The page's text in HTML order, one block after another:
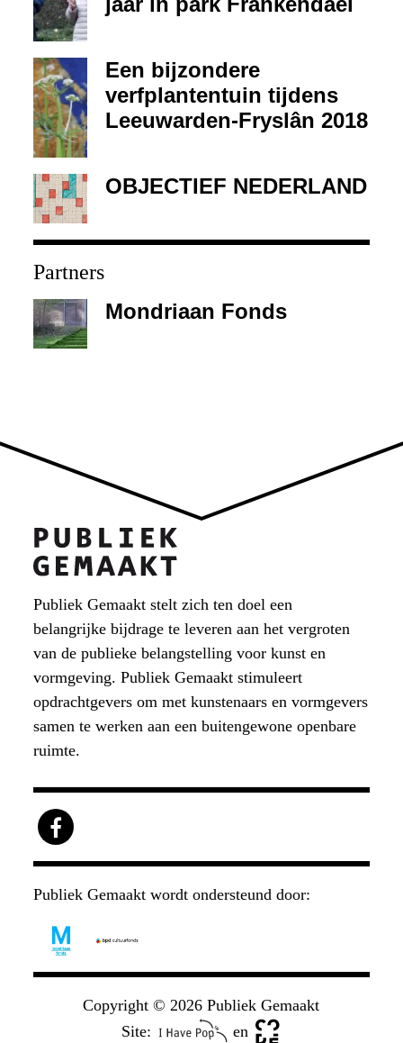
Een bijzondere
verfplantentuin tijdens
Leeuwarden-Fryslân 2018
OBJECTIEF NEDERLAND
Partners
Mondriaan Fonds
Publiek Gemaakt stelt zich ten doel een
belangrijke bijdrage te leveren aan het vergroten
van de publieke belangstelling voor kunst en
vormgeving. Publiek Gemaakt stimuleert
opdrachtgevers om met kunstenaars en vormgevers
samen te werken aan een buitengewone openbare
ruimte.
Publiek Gemaakt wordt ondersteund door:
Copyright © 2026 Publiek Gemaakt
Site:
en